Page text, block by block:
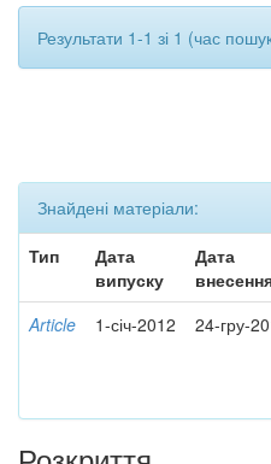
Результати 1-1 зі 1 (час
Знайдені матеріали:
Тип
Дата
випуску
Дата
Article 1-січ-2012 24-гру-